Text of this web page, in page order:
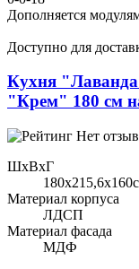
Дополняется
Доступно для
Кухня
"Крем" 180 см
Нет
ШхВхГ
Материал корпуса
ЛДСП
Материал фасада
МДФ